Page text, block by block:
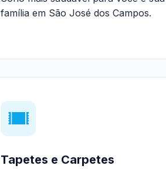
família em São José dos Campos.
Tapetes e Carpetes